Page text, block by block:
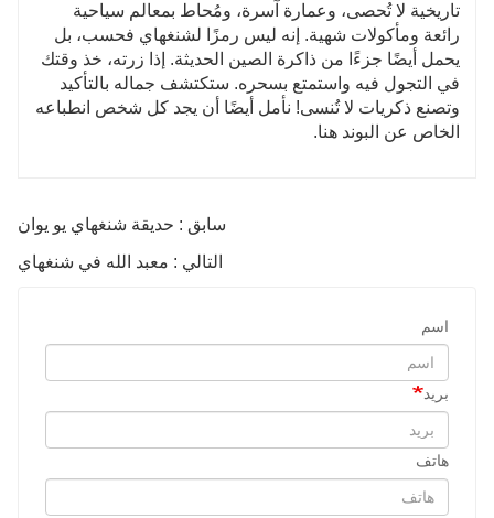
تاريخية لا تُحصى، وعمارة آسرة، ومُحاط بمعالم سياحية
رائعة ومأكولات شهية. إنه ليس رمزًا لشنغهاي فحسب، بل
يحمل أيضًا جزءًا من ذاكرة الصين الحديثة. إذا زرته، خذ وقتك
في التجول فيه واستمتع بسحره. ستكتشف جماله بالتأكيد
وتصنع ذكريات لا تُنسى! نأمل أيضًا أن يجد كل شخص انطباعه
الخاص عن البوند هنا.
سابق : حديقة شنغهاي يو يوان
التالي : معبد الله في شنغهاي
اسم
بريد
هاتف